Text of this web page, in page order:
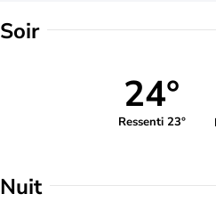
Soir
24°
Ressenti 23°
Nuit